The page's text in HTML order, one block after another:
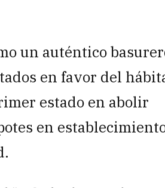
un auténtico
en favor del
estado en abolir
en